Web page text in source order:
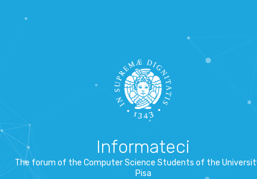
Informateci
The forum of the Computer Science Students of the
Pisa